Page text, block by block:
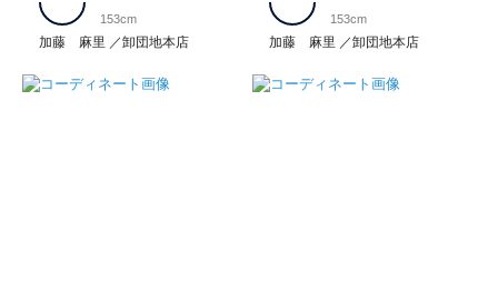
加藤 麻里 卸団地本店
153cm
加藤 麻里 卸団地本店
153cm